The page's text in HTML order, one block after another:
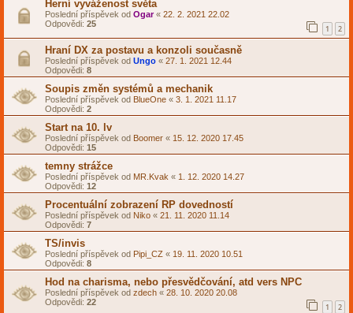
Herní vyváženost světa
Poslední příspěvek od Ogar« 22. 2. 2021 22.02
Odpovědi: 25 1 2
Hraní DX za postavu a konzoli současně
Poslední příspěvek od Ungo « 27. 1. 2021 12.44
Odpovědi: 8
Soupis změn systémů a mechanik
Poslední příspěvek od BlueOne « 3. 1. 2021 11.17
Odpovědi: 2
Start na 10. lv
Poslední příspěvek od Boomer « 15. 12. 2020 17.45
Odpovědi: 15
temny strážce
Poslední příspěvek od MR.Kvak « 1. 12. 2020 14.27
Odpovědi: 12
Procentuální zobrazení RP dovedností
Poslední příspěvek od Niko « 21. 11. 2020 11.14
Odpovědi: 7
TS/invis
Poslední příspěvek od Pipi_CZ « 19. 11. 2020 10.51
Odpovědi: 8
Hod na charisma, nebo přesvědčování, atd vers NPC
Poslední příspěvek od zdech « 28. 10. 2020 20.08
Odpovědi: 22 1 2